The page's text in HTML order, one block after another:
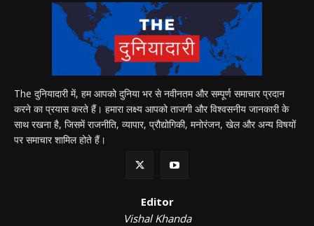
The दुनियादारी में, हम आपको दुनिया भर से नवीनतम और सम्पूर्ण समाचार प्रदान
करने का प्रयास करते हैं। हमारा लक्ष्य आपको ताजगी और विश्वसनीय जानकारी के
साथ रखना है, जिसमें राजनीति, व्यापार, प्रौद्योगिकी, मनोरंजन, खेल और अन्य विषयों
पर समाचार शामिल होते हैं।
Editor
Vishal Khanda